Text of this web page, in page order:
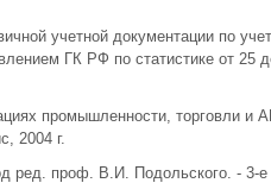
учетной документации по
ГК РФ по статистике от 25
промышленности, торговли и
2004 г.
ред. проф. В.И. Подольского. - 3-е